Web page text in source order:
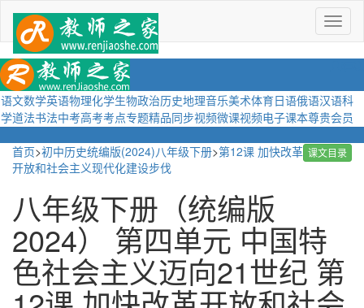
菜
单
语文数学英语物理化学生物政治历史地理音乐美术体育日语俄语汉语科
学道法书法中考高考考点专题精品同步视频微课视频电子课本尊贵会员
课文目录
首页>初中历史统编版(2024)八年级下册>第12课 加快改革
开放和社会主义现代化建设步伐
八年级下册（统编版
2024） 第四单元 中国特
色社会主义迈向21世纪 第